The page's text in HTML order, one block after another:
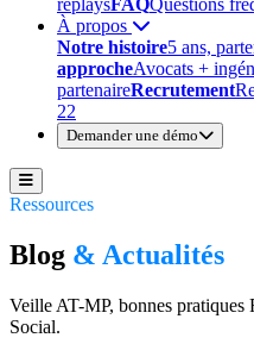
replaysFAQQuestions
À propos
Notre histoire5 ans,
approcheAvocats +
partenaireRecrutement
22
Demander une démo
Ressources
Blog & Actualités
Veille AT-MP, bonnes
Social.